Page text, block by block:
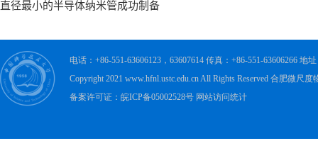
电话：+86-551-63606123，63607614 传真：+86-551-63606266 地
Copyright 2021 www.hfnl.ustc.edu.cn All Rights Reserved 合肥微尺
备案许可证：皖ICP备05002528号 网站访问统计